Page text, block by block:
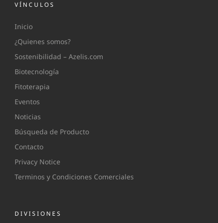
VÍNCULOS
Inicio
¿Quienes somos?
Sostenibilidad – Azelis.com
Biotecnología
Fitoterapia
Eventos
Noticias
Búsqueda de Producto
Contacto
Privacy Notice
Terminos y Condiciones Comerciales
DIVISIONES